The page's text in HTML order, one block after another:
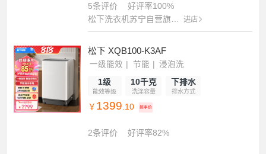
5条评价
好评率100%
松下洗衣机苏宁自营旗舰店
进店
松下 XQB100-K3AF
一级能效 节能 浸泡洗
1级
能效等级
10千克
洗涤容量
下排水
排水方式
￥ 1399.10 到手价
2条评价 好评率82%